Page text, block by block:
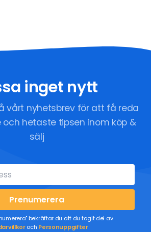
inget nytt
vårt nyhetsbrev för att få reda
hetaste tipsen inom köp &
sälj
Prenumerera
bekräftar du att du tagit del av
och Personuppgifter